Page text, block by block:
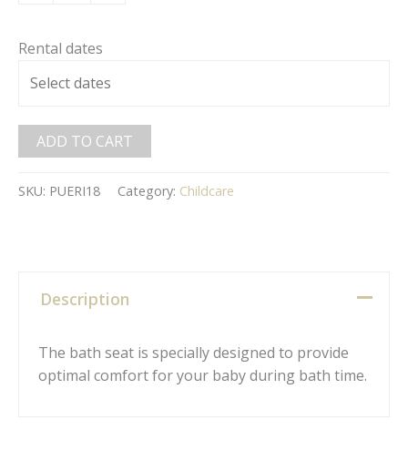
Rental dates
ADD TO CART
SKU: PUERI18 Category: Childcare
Description
The bath seat is specially designed to provide
optimal comfort for your baby during bath time.